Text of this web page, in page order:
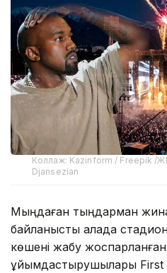
Коллаж: Kazinform / Freepik /
Djansezian
Мыңдаған тыңдарман
байланысты қалада
көшені жабу
ұйымдастырушылары First